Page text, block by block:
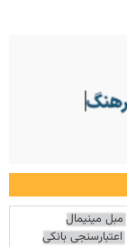
مبل مینیمال
اعتبارسنجی بانکی